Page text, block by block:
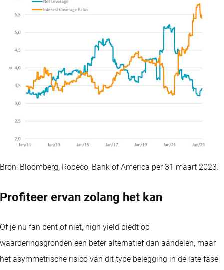
Bron: Bloomberg, Robeco, Bank of America per 31 maart 2023.
Profiteer ervan zolang het kan
Of je nu fan bent of niet, high yield biedt op
waarderingsgronden een beter alternatief dan aandelen, maar
het asymmetrische risico van dit type belegging in de late fase